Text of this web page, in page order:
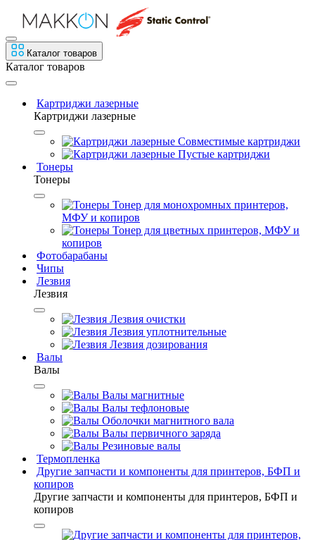
Каталог товаров
Каталог товаров
Картриджи лазерные
Картриджи лазерные
Совместимые картриджи
Пустые картриджи
Тонеры
Тонеры
Тонер для монохромных принтеров,
МФУ и копиров
Тонер для цветных принтеров, МФУ и
копиров
Фотобарабаны
Чипы
Лезвия
Лезвия
Лезвия очистки
Лезвия уплотнительные
Лезвия дозирования
Валы
Валы
Валы магнитные
Валы тефлоновые
Оболочки магнитного вала
Валы первичного заряда
Резиновые валы
Термопленка
Другие запчасти и компоненты для принтеров, БФП и
копиров
Другие запчасти и компоненты для принтеров, БФП и
копиров